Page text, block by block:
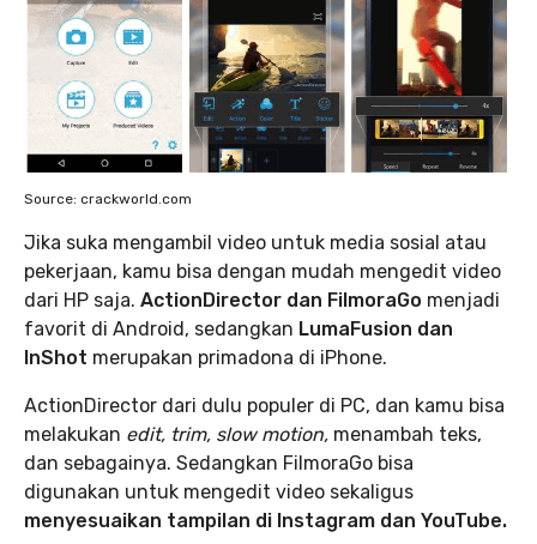
Source: crackworld.com
Jika suka mengambil video untuk media sosial atau
pekerjaan, kamu bisa dengan mudah mengedit video
dari HP saja. ActionDirector dan FilmoraGo menjadi
favorit di Android, sedangkan LumaFusion dan
InShot merupakan primadona di iPhone.
ActionDirector dari dulu populer di PC, dan kamu bisa
melakukan edit, trim, slow motion, menambah teks,
dan sebagainya. Sedangkan FilmoraGo bisa
digunakan untuk mengedit video sekaligus
menyesuaikan tampilan di Instagram dan YouTube.